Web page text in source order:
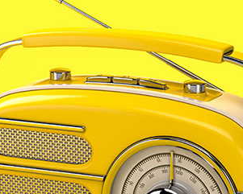
en la Fetsa Major de Santa Anna
Ruyra, que cada any té el focus
de festes en almenys dues
és especial per l’esbart coincideix
assenyalada per a l’entitat, ja que
del seu 55è aniversari de vida.
ha portat a l’esbart a celebrar al